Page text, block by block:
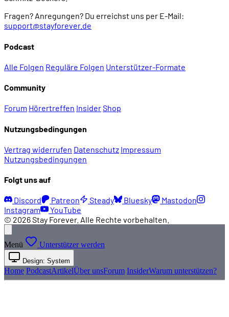
Fragen? Anregungen? Du erreichst uns per E-Mail:
support@stayforever.de
Podcast
Alle Folgen Reguläre Folgen Unterstützer-Formate
Community
Forum Hörertreffen InsiderShop
Nutzungsbedingungen
Vertrag widerrufen Datenschutz Impressum
Nutzungsbedingungen
Folgt uns auf
Discord Patreon Steady Bluesky
Mastodon
Instagram
YouTube
© 2026 Stay Forever. Alle Rechte vorbehalten.
Menü Unterstützer werden
Design: System
Home PodcastArtikelÜber unsForum InsiderWarum unterstützen?